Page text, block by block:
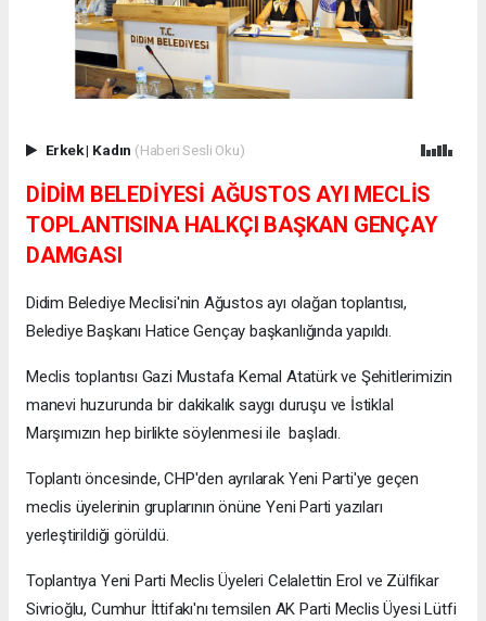
Erkek| Kadın (Haberi Sesli Oku)
DİDİM BELEDİYESİ AĞUSTOS AYI MECLİS
TOPLANTISINA HALKÇI BAŞKAN GENÇAY
DAMGASI
Didim Belediye Meclisi'nin Ağustos ayı olağan toplantısı,
Belediye Başkanı Hatice Gençay başkanlığında yapıldı.
Meclis toplantısı Gazi Mustafa Kemal Atatürk ve Şehitlerimizin
manevi huzurunda bir dakikalık saygı duruşu ve İstiklal
Marşımızın hep birlikte söylenmesi ile başladı.
Toplantı öncesinde, CHP'den ayrılarak Yeni Parti'ye geçen
meclis üyelerinin gruplarının önüne Yeni Parti yazıları
yerleştirildiği görüldü.
Toplantıya Yeni Parti Meclis Üyeleri Celalettin Erol ve Zülfikar
Sivrioğlu, Cumhur İttifakı'nı temsilen AK Parti Meclis Üyesi Lütfi